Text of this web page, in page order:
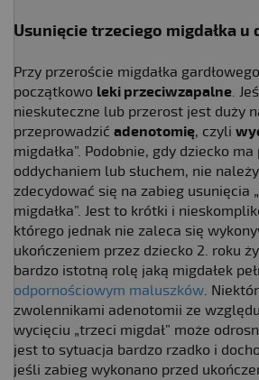
Usunięcie trzeciego migdałka u
Przy przeroście migdałka
początkowo leki przeciwzapalne.
nieskuteczne lub przerost jest duży
przeprowadzić adenotomię, czyli
migdałka”. Podobnie, gdy dziecko
oddychaniem lub słuchem, nie
zdecydować się na zabieg usunięcia
migdałka”. Jest to krótki i
którego jednak nie zaleca się
ukończeniem przez dziecko 2. roku
bardzo istotną rolę jaką migdałek
odpornościowym maluszków.
zwolennikami adenotomii ze
wycięciu „trzeci migdał” może
jest to sytuacja bardzo rzadko i
jeśli zabieg wykonano przed